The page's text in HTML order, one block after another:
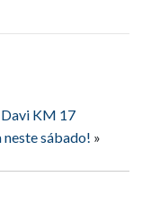
Davi KM 17
sábado! »